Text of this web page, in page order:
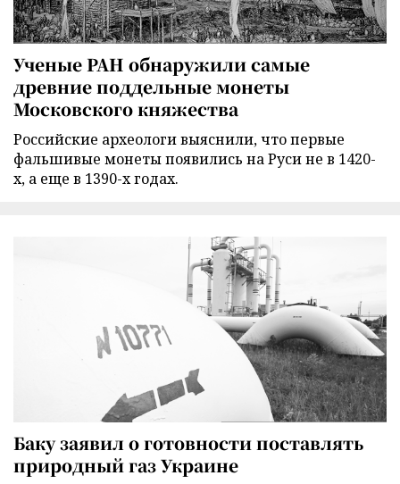
Ученые РАН обнаружили самые
древние поддельные монеты
Московского княжества
Российские археологи выяснили, что первые
фальшивые монеты появились на Руси не в 1420-
х, а еще в 1390-х годах.
Баку заявил о готовности поставлять
природный газ Украине